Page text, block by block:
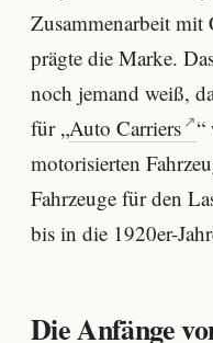
Zusammenarbeit mit
prägte die Marke.
noch jemand weiß,
für „Auto Carriers “
motorisierten
Fahrzeuge für den
bis in die 1920er-
Die Anfänge